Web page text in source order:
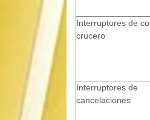
Interruptores de
crucero
Interruptores de
cancelaciones